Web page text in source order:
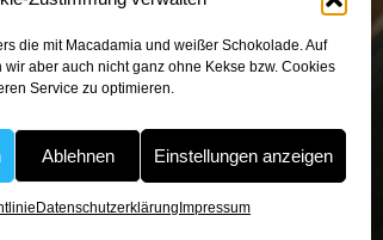
die mit Macadamia und weißer Schokolade. Auf
aber auch nicht ganz ohne Kekse bzw. Cookies
Service zu optimieren.
Ablehnen Einstellungen anzeigen
Datenschutzerklärung Impressum
vertrauen …
(EU)